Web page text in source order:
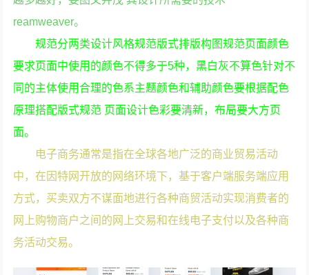
reamweaver。
规范分两类设计风格规范版式排版构图规范页面颜色
要求页面中使用的颜色不得多于5种，黑白灰不算色针对不
同的主体使用合理的色系主题颜色和辅助颜色要根据配色
原理搭配版式规范 页面设计色彩要清新，布局要大方页
面。
电子商务通常是指在全球各地广泛的商业贸易活动
中，在因特网开放的网络环境下，基于客户端服务端应用
方式，买卖双方不谋面地进行各种商贸活动实现消费者的
网上购物商户之间的网上交易和在线电子支付以及各种商
务活动交易。